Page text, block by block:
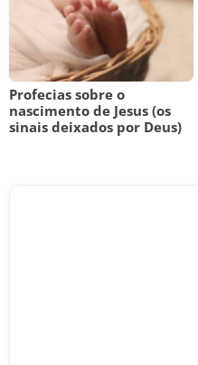
Profecias sobre o
nascimento de Jesus (os
sinais deixados por Deus)